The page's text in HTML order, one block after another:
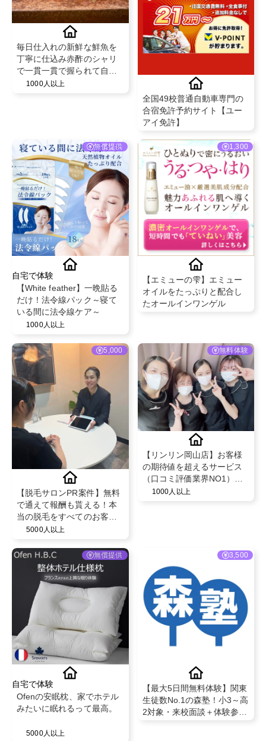
毎日仕入れの新鮮な鮮魚を
丁寧に仕込み赤酢のシャリ
で一貫一貫で握られて自家
製煮きり醤油でお召し上が
1000人以上
全国49校普通自動車専門の
合宿免許予約サイト【ユー
アイ免許】
無償提供
自宅で体験
【White feather】一晩貼る
だけ！法令線パック～寝て
いる間に法令線ケア～
1000人以上
1,300
【エミューの雫】エミュー
オイルをたっぷりと配合し
たオールインワンゲル
5,000
【脱毛サロンPR案件】無料
で通えて報酬も貰える！本
当の脱毛をすべてのお客様
5000人以上
無料体験
【リンリン岡山店】お客様
の期待値を超えるサービス
（口コミ評価業界NO1）と
既存のお客様からの紹介率
1000人以上
無償提供
自宅で体験
Ofenの安眠枕、家でホテル
みたいに眠れるって最高。
5000人以上
3,500
【最大5日間無料体験】関東
生徒数No.1の森塾！小3～高
2対象・来校面談＋体験参加